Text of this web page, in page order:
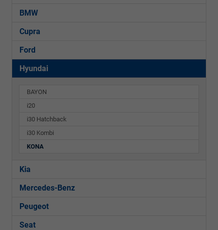
BMW
Cupra
Ford
Hyundai
BAYON
i20
i30 Hatchback
i30 Kombi
KONA
Kia
Mercedes-Benz
Peugeot
Seat